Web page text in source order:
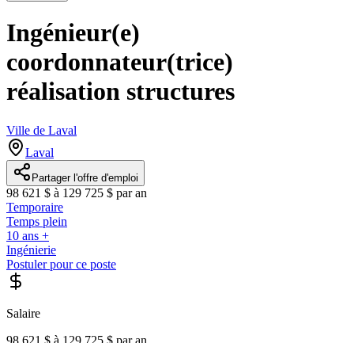
Ingénieur(e)
coordonnateur(trice)
réalisation structures
Ville de Laval
Laval
Partager l'offre d'emploi
98 621 $ à 129 725 $ par an
Temporaire
Temps plein
10 ans +
Ingénierie
Postuler pour ce poste
Salaire
98 621 $ à 129 725 $ par an